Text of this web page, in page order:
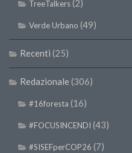
TreeTalkers(2)
Verde Urbano (49)
Recenti (25)
Redazionale (306)
#16foresta (16)
#FOCUSINCENDI (43)
#SISEFperCOP26 (7)